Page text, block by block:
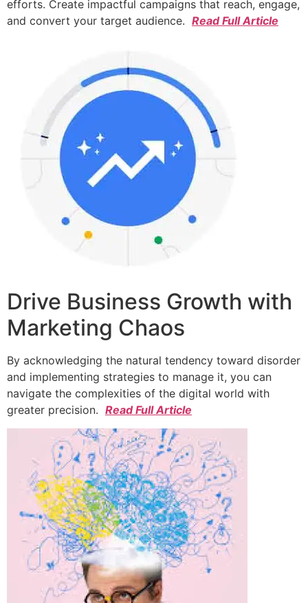
efforts. Create impactful campaigns that reach, engage,
and convert your target audience. Read Full Article
Drive Business Growth with
Marketing Chaos
By acknowledging the natural tendency toward disorder
and implementing strategies to manage it, you can
navigate the complexities of the digital world with
greater precision. Read Full Article